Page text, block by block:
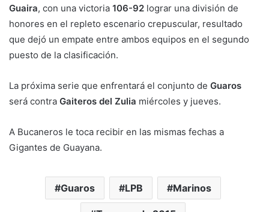
Guaira, con una victoria 106-92 lograr una división de
honores en el repleto escenario crepuscular, resultado
que dejó un empate entre ambos equipos en el segundo
puesto de la clasificación.
La próxima serie que enfrentará el conjunto de Guaros
será contra Gaiteros del Zulia miércoles y jueves.
A Bucaneros le toca recibir en las mismas fechas a
Gigantes de Guayana.
Guaros LPB Marinos